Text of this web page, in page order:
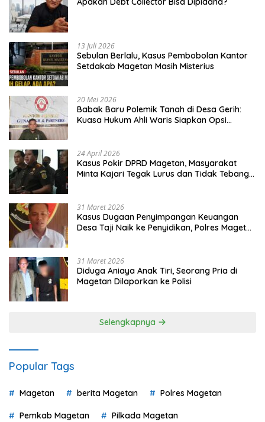
13 Juli 2026
Sebulan Berlalu, Kasus Pembobolan Kantor
Setdakab Magetan Masih Misterius
20 Mei 2026
Babak Baru Polemik Tanah di Desa Gerih:
Kuasa Hukum Ahli Waris Siapkan Opsi
24 April 2026
Kasus Pokir DPRD Magetan, Masyarakat
Minta Kajari Tegak Lurus dan Tidak Tebang
31 Maret 2026
Kasus Dugaan Penyimpangan Keuangan
Desa Taji Naik ke Penyidikan, Polres Magetan
31 Maret 2026
Diduga Aniaya Anak Tiri, Seorang Pria di
Magetan Dilaporkan ke Polisi
Selengkapnya
Popular Tags
Magetan berita Magetan Polres Magetan
Pemkab Magetan Pilkada Magetan